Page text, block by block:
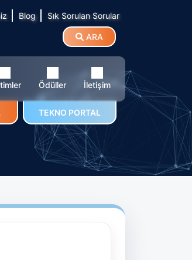
Blog Sık Sorulan Sorular
ARA
Ödüller İletişim
TEKNO PORTAL